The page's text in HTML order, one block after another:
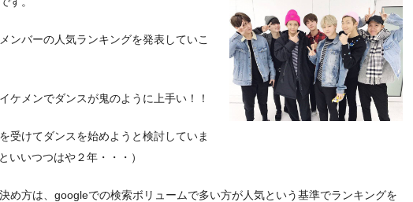
ンバーの人気ランキングを発表していこ
ケメンでダンスが鬼のように上手い！！
受けてダンスを始めようと検討していま
いいつつはや２年・・・）
め方は、googleでの検索ボリュームで多い方が人気という基準でランキングを